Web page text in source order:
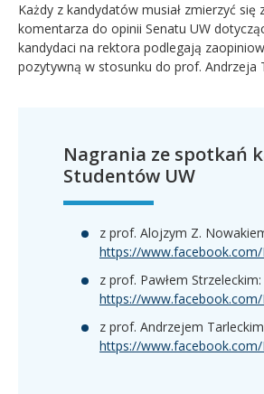
Każdy z kandydatów musiał zmierzyć
komentarza do opinii Senatu UW
kandydaci na rektora podlegają
pozytywną w stosunku do prof. Andrzeja
Nagrania ze spotkań
Studentów UW
z prof. Alojzym Z.
https://
z prof. Pawłem Strzeleckim:
https://
z prof. Andrzejem
https://